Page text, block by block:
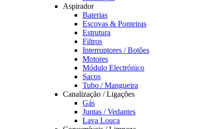
Aspirador
Baterias
Escovas & Ponteiras
Estrutura
Filtros
Interruptores / Botões
Motores
Módulo Electrónico
Sacos
Tubo / Mangueira
Canalização / Ligações
Gás
Juntas / Vedantes
Lava Louça